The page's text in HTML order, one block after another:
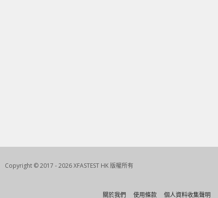
Copyright © 2017 - 2026 XFASTEST HK 版權所有
關於我們 使用條款 個人資料收集聲明